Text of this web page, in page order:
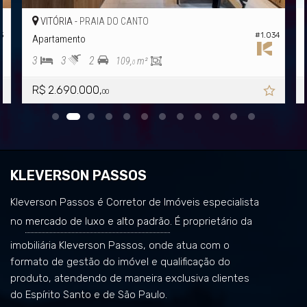
Portaria 24h
#1.034
VITÓRIA - PRAIA DO CANTO
Apartamento
3 3 2 109,0 m²
R$ 2.690.000,00
KLEVERSON PASSOS
Kleverson Passos é Corretor de Imóveis especialista
no mercado de luxo e alto padrão . É proprietário da
imobiliária Kleverson Passos, onde atua com o
formato de gestão do imóvel e qualificação do
produto, atendendo de maneira exclusiva clientes
do Espírito Santo e de São Paulo.